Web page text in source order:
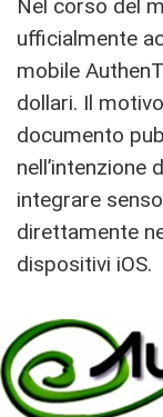
Nel corso del
ufficialmente
mobile
dollari. Il
documento
nell’intenzione
integrare
direttamente
dispositivi iOS.